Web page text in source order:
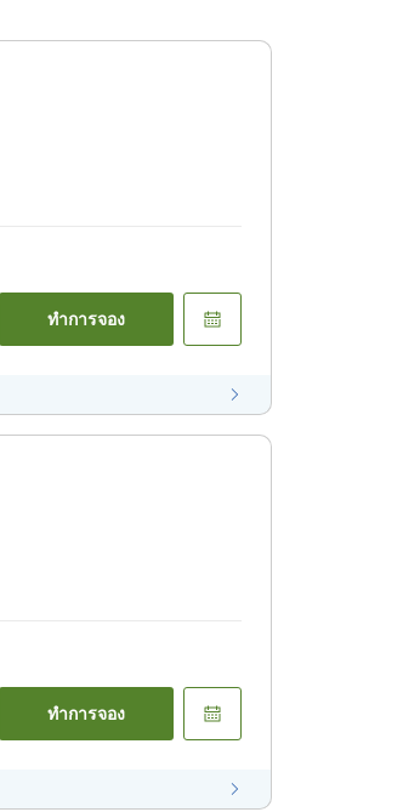
ทำการจอง
ทำการจอง